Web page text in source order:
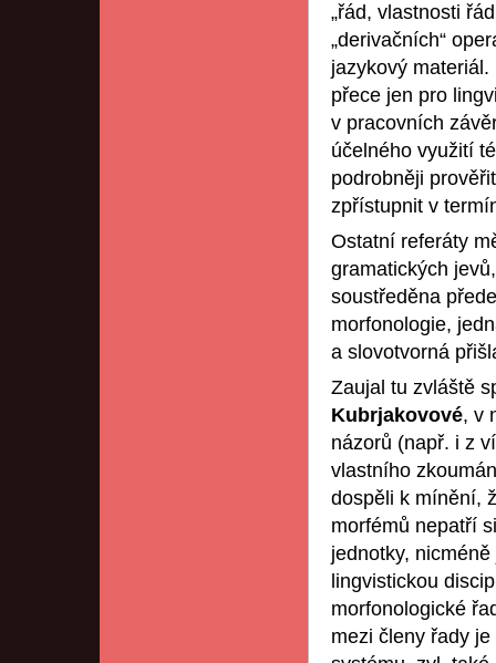
„řád, vlastnosti
„derivačních“
jazykový
přece jen pro
v pracovních
účelného využití
podrobněji
zpřístupnit v
Ostatní referáty
gramatických
soustředěna
morfonologie,
a slovotvorná
Zaujal tu zvláště
Kubrjakovové, v
názorů (např. i z
vlastního
dospěli k mínění,
morfémů nepatří
jednotky,
lingvistickou
morfonologické
mezi členy řady